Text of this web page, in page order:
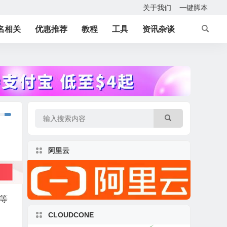
关于我们 一键脚本
相关 优惠推荐 教程 工具 资讯杂谈
阿里云
CLOUDCONE